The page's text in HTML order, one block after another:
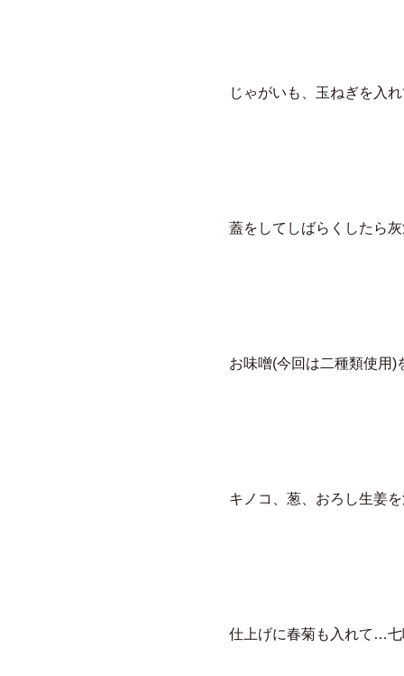
じゃがいも、玉ねぎを入
蓋をしてしばらくしたら
お味噌(今回は二種類使用
キノコ、葱、おろし生姜
仕上げに春菊も入れて…